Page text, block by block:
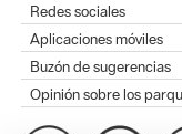
Redes sociales
Aplicaciones móviles
Buzón de sugerencias
Opinión sobre los